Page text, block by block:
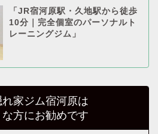
「JR宿河原駅・久地駅から徒歩
10分｜完全個室のパーソナルト
レーニングジム」
れ家ジム宿河原は
な方にお勧めです